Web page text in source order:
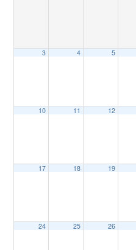
3 4 5
10 11 12
17 18 19
24 25 26